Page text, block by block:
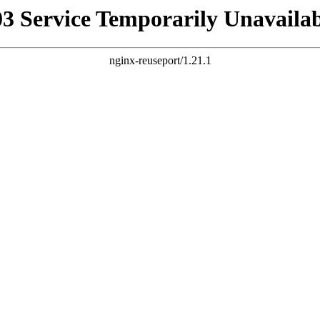
Service Temporarily
nginx-reuseport/1.21.1